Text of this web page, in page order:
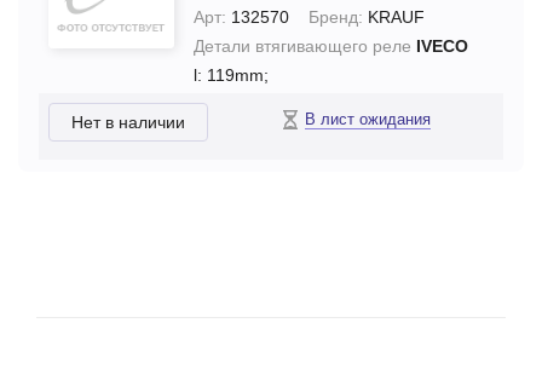
Арт: 132570 Бренд: KRAUF
Детали втягивающего реле IVECO
l: 119mm;
Нет в наличии В лист ожидания